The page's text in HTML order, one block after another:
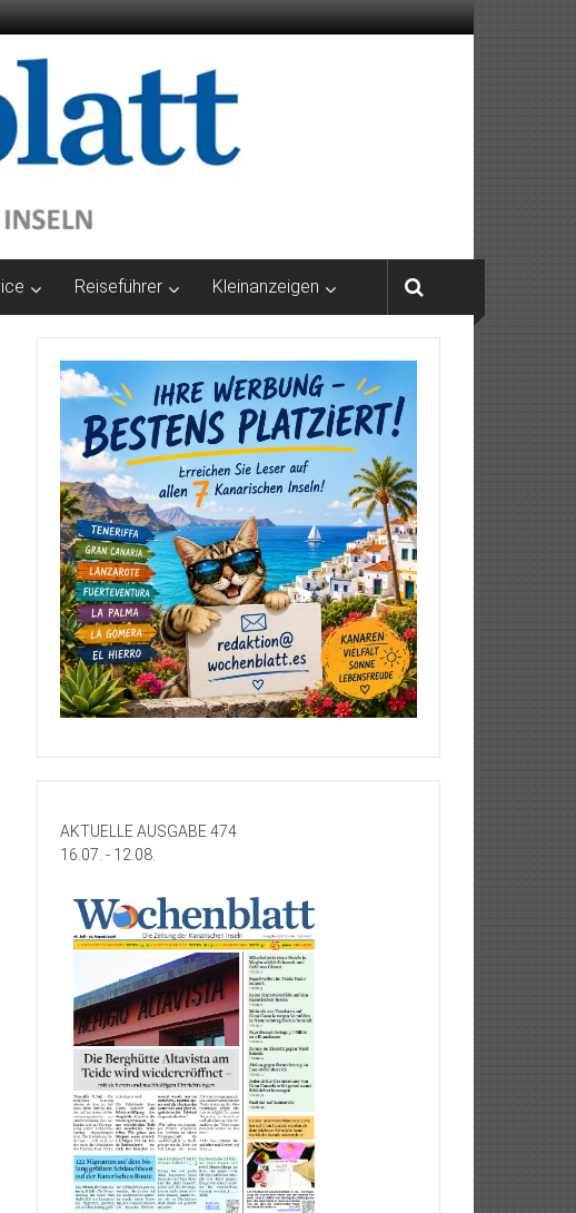
Reiseführer Kleinanzeigen
AKTUELLE AUSGABE 474
16.07. - 12.08.